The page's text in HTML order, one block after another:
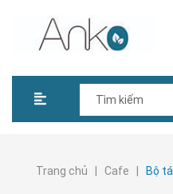
Trang chủ Cafe Bộ